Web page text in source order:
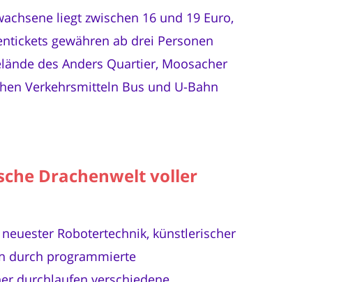
liegt zwischen 16 und 19 Euro,
gewähren ab drei Personen
des Anders Quartier, Moosacher
Verkehrsmitteln Bus und U-Bahn
Drachenwelt voller
Robotertechnik, künstlerischer
durch programmierte